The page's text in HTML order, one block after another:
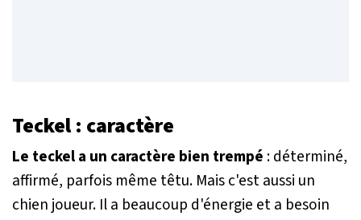
Teckel : caractère
Le teckel a un caractère bien trempé : déterminé,
affirmé, parfois même têtu. Mais c'est aussi un
chien joueur. Il a beaucoup d'énergie et a besoin